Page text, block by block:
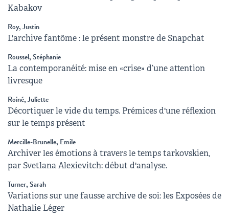
Kabakov
Roy, Justin
L'archive fantôme : le présent monstre de Snapchat
Roussel, Stéphanie
La contemporanéité: mise en «crise» d’une attention
livresque
Roiné, Juliette
Décortiquer le vide du temps. Prémices d'une réflexion
sur le temps présent
Mercille-Brunelle, Emile
Archiver les émotions à travers le temps tarkovskien,
par Svetlana Alexievitch: début d'analyse.
Turner, Sarah
Variations sur une fausse archive de soi: les Exposées de
Nathalie Léger